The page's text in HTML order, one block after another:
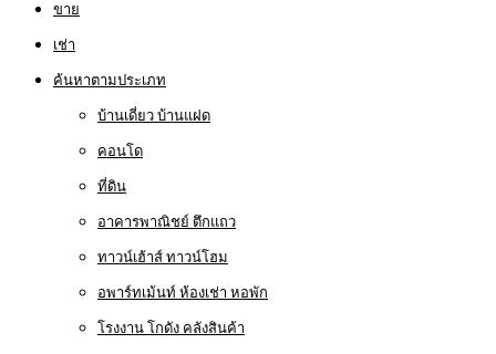
ขาย
เช่า
ค้นหาตามประเภท
บ้านเดี่ยว บ้านแฝด
คอนโด
ที่ดิน
อาคารพาณิชย์ ตึกแถว
ทาวน์เฮ้าส์ ทาวน์โฮม
อพาร์ทเม้นท์ ห้องเช่า หอพัก
โรงงาน โกดัง คลังสินค้า